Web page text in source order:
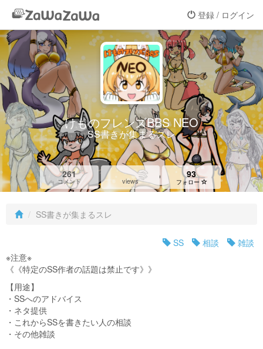
登録 / ログイン
けものフレンズBBS NEO
SS書きが集まるスレ
261
コメント views
93
フォロー
SS書きが集まるスレ
SS 相談
雑談
※注意※
《《特定のSS作者の話題は禁止です》》
【用途】
・SSへのアドバイス
・ネタ提供
・これからSSを書きたい人の相談
・その他雑談